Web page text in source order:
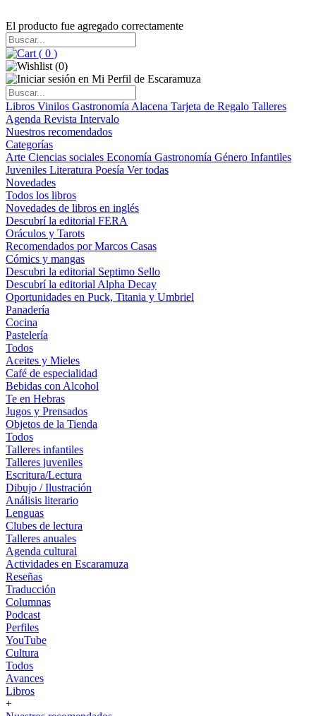
El producto fue agregado correctamente
( 0 )
(0)
Libros Vinilos Gastronomía Alacena Tarjeta de Regalo Talleres
Agenda Revista Intervalo
Nuestros recomendados
Categorías
Arte Ciencias sociales Economía Gastronomía Género Infantiles
Juveniles Literatura Poesía Ver todas
Novedades
Todos los libros
Novedades de libros en inglés
Descubrí la editorial FERA
Oráculos y Tarots
Recomendados por Marcos Casas
Cómics y mangas
Descubri la editorial Septimo Sello
Descubrí la editorial Alpha Decay
Oportunidades en Puck, Titania y Umbriel
Panadería
Cocina
Pastelería
Todos
Aceites y Mieles
Café de especialidad
Bebidas con Alcohol
Te en Hebras
Jugos y Prensados
Objetos de la Tienda
Todos
Talleres infantiles
Talleres juveniles
Escritura/Lectura
Dibujo / Ilustración
Análisis literario
Lenguas
Clubes de lectura
Talleres anuales
Agenda cultural
Actividades en Escaramuza
Reseñas
Traducción
Columnas
Podcast
Perfiles
YouTube
Cultura
Todos
Avances
Libros
+